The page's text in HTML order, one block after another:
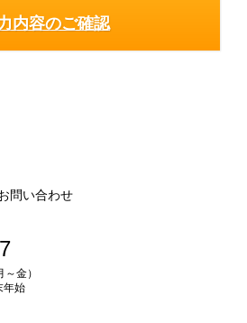
問い合わせ
金）
年始